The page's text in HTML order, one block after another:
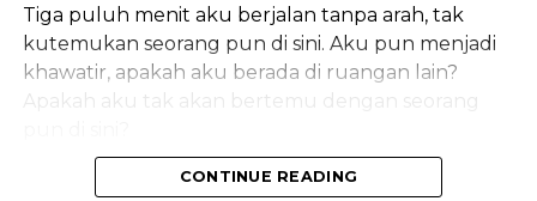
“Benar.”
“Ada pihak pengacara?”
tersebut dengan suara terpatah-patah.
“Kenji Le… Kenji meninggal. Penyakit paru-parunya
Handphoneku langsung tergelincir jatuh begitu
Tiga puluh menit aku berjalan tanpa arah, tak
kutemukan seorang pun di sini. Aku pun menjadi
khawatir, apakah aku berada di ruangan lain?
Apakah aku tak akan bertemu dengan seorang
Di saat aku mulai merasa putus asa, aku melihat
CONTINUE READING